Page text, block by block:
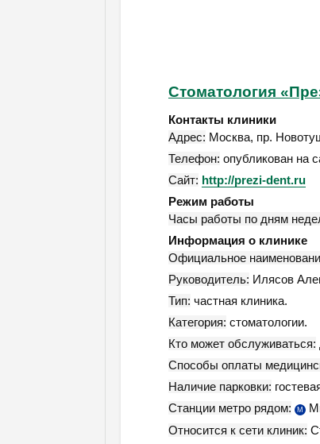
Стоматология
Контакты клиники
Адрес: Москва, пр.
Телефон: опубликован на
Сайт: http://prezi-dent.ru
Режим работы
Часы работы по дням
Информация о клинике
Официальное
Руководитель: Илясов
Тип: частная клиника.
Категория: стоматологии.
Кто может обслуживаться:
Способы оплаты
Наличие парковки:
Станции метро рядом:
М
Относится к сети клиник: